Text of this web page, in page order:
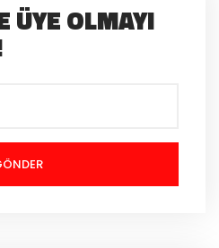
ÜYE OLMAYI